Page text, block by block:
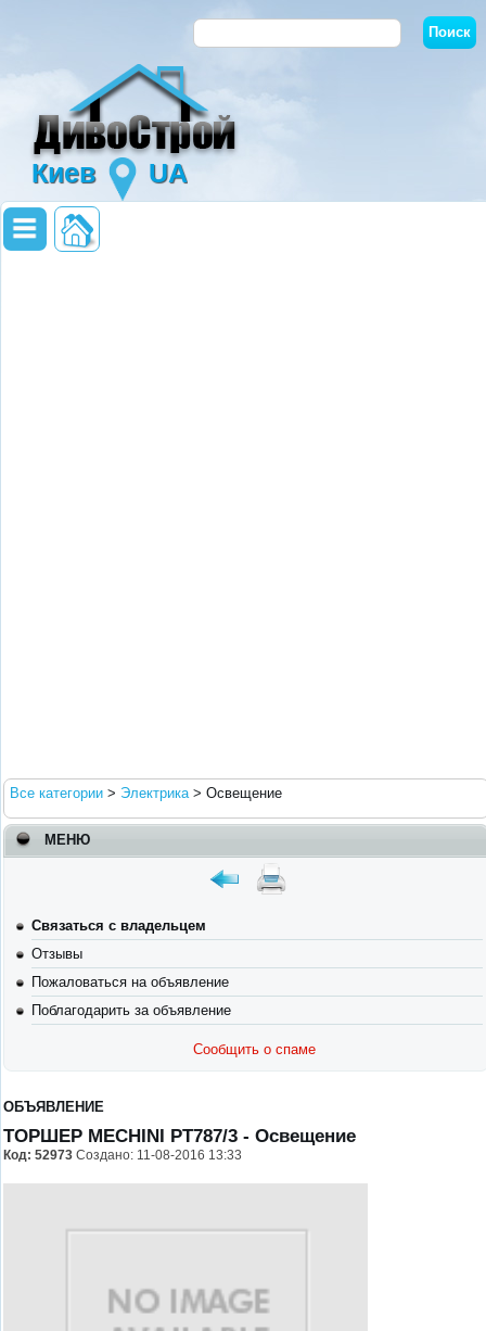
Киев UA
Все категории > Электрика> Освещение
МЕНЮ
Связаться с владельцем
Отзывы
Пожаловаться на объявление
Поблагодарить за объявление
Сообщить о спаме
ОБЪЯВЛЕНИЕ
ТОРШЕР MECHINI PT787/3 - Освещение
Код: 52973 Создано: 11-08-2016 13:33